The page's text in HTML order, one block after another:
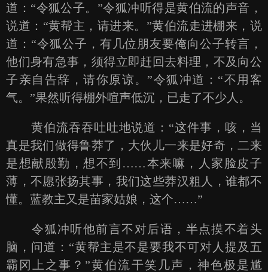
道：“令狐公子。”令狐冲听得是黄伯流的声音，
说道：“黄帮主，请进来。”黄伯流走进棚来，说
道：“令狐公子，有几位朋友要俺向公子转言，
他们身有急事，须得立即赶回去料理，不及向公
子亲自告辞，请你原谅。”令狐冲道：“不用客
气。”果然听得棚外喧声低沉，已走了不少人。
黄伯流吞吞吐吐地说道：“这件事，咳，当
真是我们做得鲁莽了，大伙儿一来是好奇，二来
是想献殷勤，想不到……本来嘛，人家脸皮子
薄，不愿张扬其事，我们这些莽汉粗人，谁都不
懂。蓝教主又是苗家姑娘，这个……”
令狐冲听他前言不对后语，半点摸不着头
脑，问道：“黄帮主是不是要我不可对人提及五
霸冈上之事？”黄伯流干笑几声，神色极是尴